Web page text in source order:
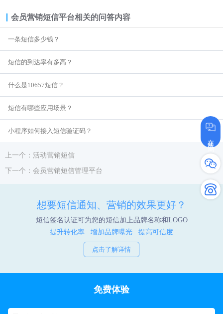
会员营销短信平台相关的问答内容
一条短信多少钱？
短信的到达率有多高？
什么是10657短信？
短信有哪些应用场景？
小程序如何接入短信验证码？
上一个：活动营销短信
下一个：会员营销短信管理平台
想要短信通知、营销的效果更好？
短信签名认证可为您的短信加上品牌名称和LOGO
提升转化率 增加品牌曝光 提高可信度
点击了解详情
在线咨询
免费体验